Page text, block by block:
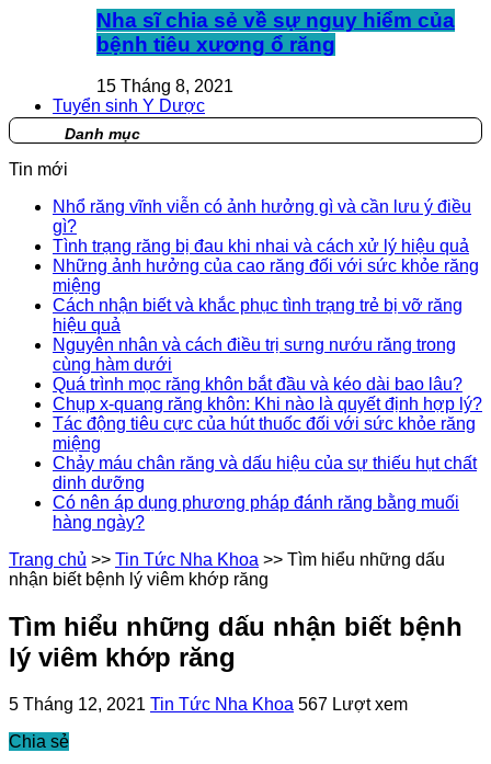
Nha sĩ chia sẻ về sự nguy hiểm của
bệnh tiêu xương ổ răng
15 Tháng 8, 2021
Tuyển sinh Y Dược
Danh mục
Tin mới
Nhổ răng vĩnh viễn có ảnh hưởng gì và cần lưu ý điều
gì?
Tình trạng răng bị đau khi nhai và cách xử lý hiệu quả
Những ảnh hưởng của cao răng đối với sức khỏe răng
miệng
Cách nhận biết và khắc phục tình trạng trẻ bị vỡ răng
hiệu quả
Nguyên nhân và cách điều trị sưng nướu răng trong
cùng hàm dưới
Quá trình mọc răng khôn bắt đầu và kéo dài bao lâu?
Chụp x-quang răng khôn: Khi nào là quyết định hợp lý?
Tác động tiêu cực của hút thuốc đối với sức khỏe răng
miệng
Chảy máu chân răng và dấu hiệu của sự thiếu hụt chất
dinh dưỡng
Có nên áp dụng phương pháp đánh răng bằng muối
hàng ngày?
Trang chủ >> Tin Tức Nha Khoa >> Tìm hiểu những dấu
nhận biết bệnh lý viêm khớp răng
Tìm hiểu những dấu nhận biết bệnh
lý viêm khớp răng
5 Tháng 12, 2021 Tin Tức Nha Khoa 567 Lượt xem
Chia sẻ